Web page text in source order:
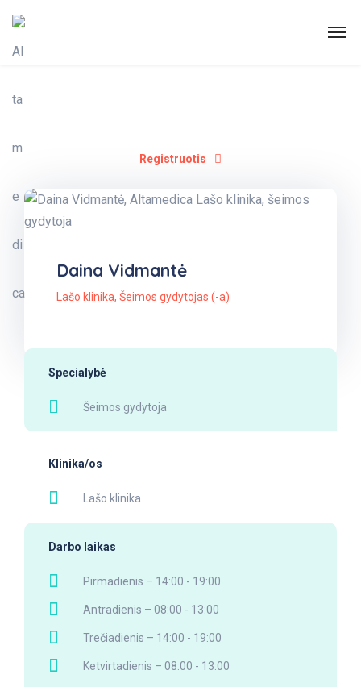
Registruotis
Daina Vidmantė
Lašo klinika, Šeimos gydytojas (-a)
Specialybė
Šeimos gydytoja
Klinika/os
Lašo klinika
Darbo laikas
Pirmadienis – 14:00 - 19:00
Antradienis – 08:00 - 13:00
Trečiadienis – 14:00 - 19:00
Ketvirtadienis – 08:00 - 13:00